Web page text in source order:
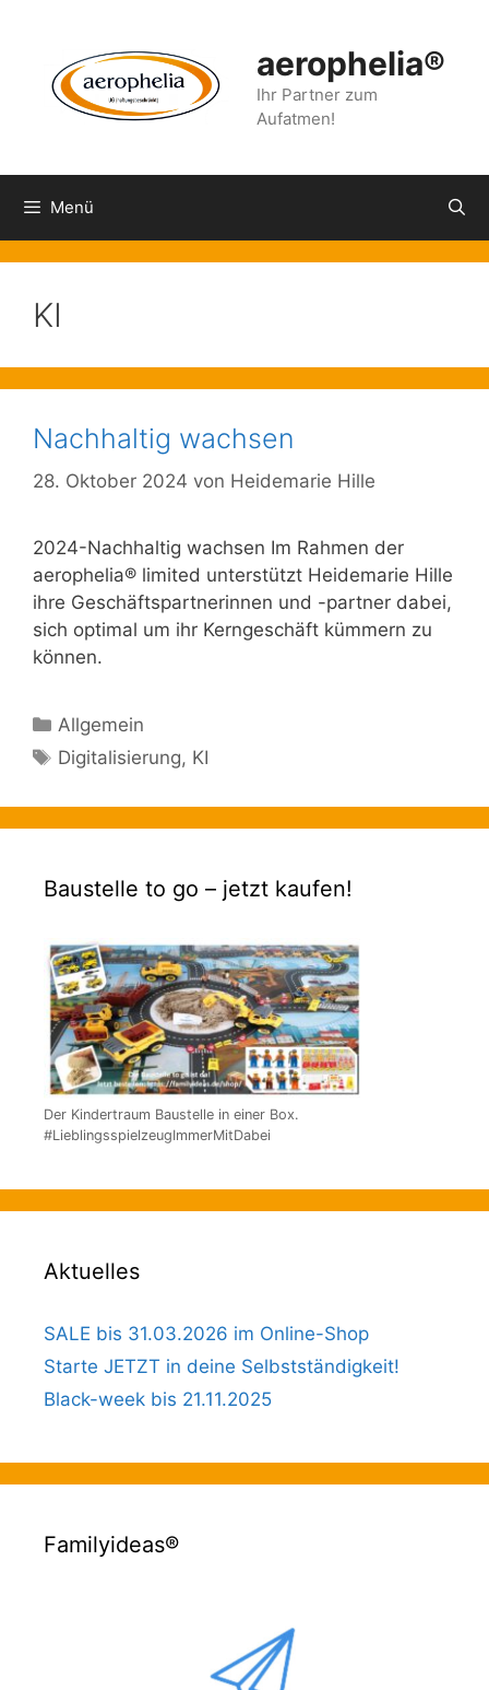
springen
aerophelia®
Ihr Partner zum
Aufatmen!
Menü
KI
Nachhaltig wachsen
28. Oktober 2024 von Heidemarie Hille
2024-Nachhaltig wachsen Im Rahmen der
aerophelia® limited unterstützt Heidemarie Hille
ihre Geschäftspartnerinnen und -partner dabei,
sich optimal um ihr Kerngeschäft kümmern zu
können.
Kategorien
Allgemein
Schlagwörter
Digitalisierung, KI
Baustelle to go – jetzt kaufen!
Der Kindertraum Baustelle in einer Box.
#LieblingsspielzeugImmerMitDabei
Aktuelles
SALE bis 31.03.2026 im Online-Shop
Starte JETZT in deine Selbstständigkeit!
Black-week bis 21.11.2025
Familyideas®